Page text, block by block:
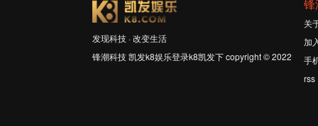
发现科技 · 改变生活
锋潮科技 凯发k8娱乐登录k8凯发下 copyright © 2022
锋
关
加
手
rss